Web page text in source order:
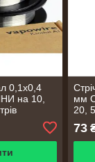
0,1х0,4
на 10,
мм
20,
73